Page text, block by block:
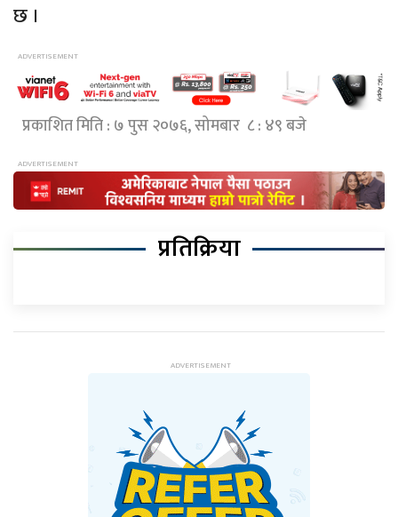
छ ।
प्रकाशित मिति : ७ पुस २०७६, सोमबार ८ : ४९ बजे
प्रतिक्रिया